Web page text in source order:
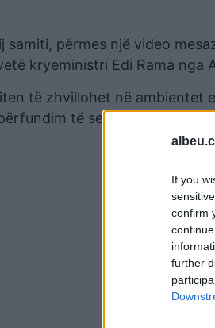
If you
confirm
further
samiti, përmes një video
kryeministri Edi Rama nga
të zhvillohet në ambientet
të sesioneve të